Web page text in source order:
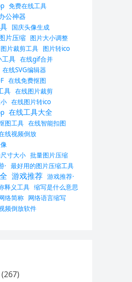
免费在线工具
公神器
国庆头像生成
片压缩 图片大小调整
图片裁剪工具 图片转ico
工具 在线gif合并
在线SVG编辑器
在线免费抠图
具 在线图片裁剪
在线图片转ico
在线工具大全
图工具 在线智能扣图
线视频倒放
寸大小 批量图片压缩
· 最好用的图片压缩工具
游戏推荐 游戏推荐·
释义工具 缩写是什么意思
络简称 网络语言缩写
频倒放软件
(267)